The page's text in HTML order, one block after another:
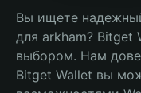
Вы ищете
для arkham? Bitget
выбором. Нам
Bitget Wallet вы